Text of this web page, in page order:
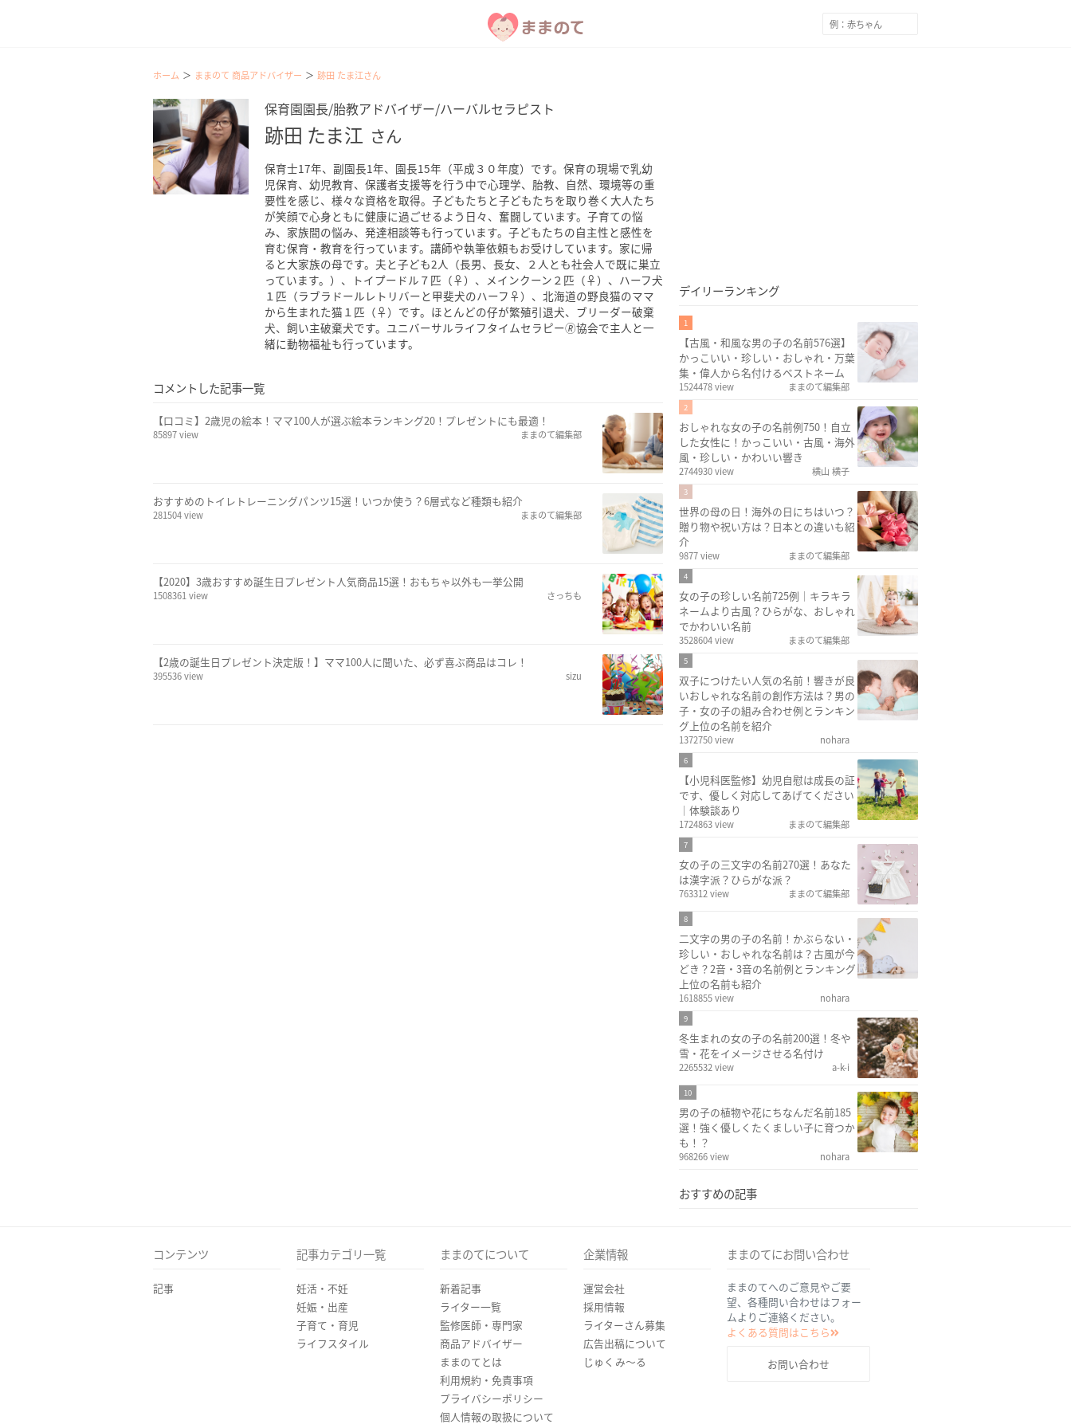
ホーム ままのて 商品アドバイザー 跡田 たま江さん
保育園園長/胎教アドバイザー/ハーバルセラピスト
跡田 たま江 さん
保育士17年、副園長1年、園長15年（平成３０年度）です。保育の現場で乳幼
児保育、幼児教育、保護者支援等を行う中で心理学、胎教、自然、環境等の重
要性を感じ、様々な資格を取得。子どもたちと子どもたちを取り巻く大人たち
が笑顔で心身ともに健康に過ごせるよう日々、奮闘しています。子育ての悩
み、家族間の悩み、発達相談等も行っています。子どもたちの自主性と感性を
育む保育・教育を行っています。講師や執筆依頼もお受けしています。家に帰
ると大家族の母です。夫と子ども2人（長男、長女、２人とも社会人で既に巣立
っています。）、トイプードル７匹（♀）、メインクーン２匹（♀）、ハーフ犬
１匹（ラブラドールレトリバーと甲斐犬のハーフ♀）、北海道の野良猫のママ
から生まれた猫１匹（♀）です。ほとんどの仔が繁殖引退犬、ブリーダー破棄
犬、飼い主破棄犬です。ユニバーサルライフタイムセラピー🄬協会で主人と一
緒に動物福祉も行っています。
コメントした記事一覧
【口コミ】2歳児の絵本！ママ100人が選ぶ絵本ランキング20！プレゼントにも最適！
85897 view ままのて編集部
おすすめのトイレトレーニングパンツ15選！いつか使う？6層式など種類も紹介
281504 view ままのて編集部
【2020】3歳おすすめ誕生日プレゼント人気商品15選！おもちゃ以外も一挙公開
1508361 view さっちも
【2歳の誕生日プレゼント決定版！】ママ100人に聞いた、必ず喜ぶ商品はコレ！
395536 view sizu
デイリーランキング
1
【古風・和風な男の子の名前576選】
かっこいい・珍しい・おしゃれ・万葉
集・偉人から名付けるベストネーム
1524478 view ままのて編集部
2
おしゃれな女の子の名前例750！自立
した女性に！かっこいい・古風・海外
風・珍しい・かわいい響き
2744930 view 横山 横子
3
世界の母の日！海外の日にちはいつ？
贈り物や祝い方は？日本との違いも紹
介
9877 view ままのて編集部
4
女の子の珍しい名前725例｜キラキラ
ネームより古風？ひらがな、おしゃれ
でかわいい名前
3528604 view ままのて編集部
5
双子につけたい人気の名前！響きが良
いおしゃれな名前の創作方法は？男の
子・女の子の組み合わせ例とランキン
グ上位の名前を紹介
1372750 view nohara
6
【小児科医監修】幼児自慰は成長の証
です、優しく対応してあげてください
｜体験談あり
1724863 view ままのて編集部
7
女の子の三文字の名前270選！あなた
は漢字派？ひらがな派？
763312 view ままのて編集部
8
二文字の男の子の名前！かぶらない・
珍しい・おしゃれな名前は？古風が今
どき？2音・3音の名前例とランキング
上位の名前も紹介
1618855 view nohara
9
冬生まれの女の子の名前200選！冬や
雪・花をイメージさせる名付け
2265532 view a-k-i
10
男の子の植物や花にちなんだ名前185
選！強く優しくたくましい子に育つか
も！？
968266 view nohara
おすすめの記事
コンテンツ
記事
記事カテゴリ一覧
妊活・不妊
妊娠・出産
子育て・育児
ライフスタイル
ままのてについて
新着記事
ライター一覧
監修医師・専門家
商品アドバイザー
ままのてとは
利用規約・免責事項
プライバシーポリシー
個人情報の取扱について
企業情報
運営会社
採用情報
ライターさん募集
広告出稿について
じゅくみ〜る
ままのてにお問い合わせ
ままのてへのご意見やご要
望、各種問い合わせはフォー
ムよりご連絡ください。
よくある質問はこちら
お問い合わせ